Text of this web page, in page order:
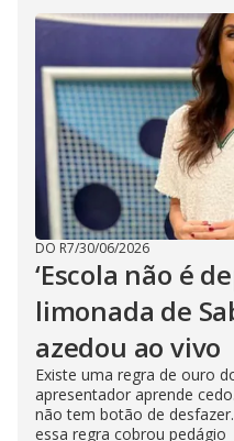
DO R7/30/06/2026
‘Escola não é
limonada de
azedou ao vivo
Existe uma regra de ouro
apresentador aprende
não tem botão de
essa regra cobrou pedágio